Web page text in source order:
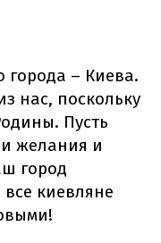
– Киева.
нас, поскольку
Пусть
желания и
город
все киевляне